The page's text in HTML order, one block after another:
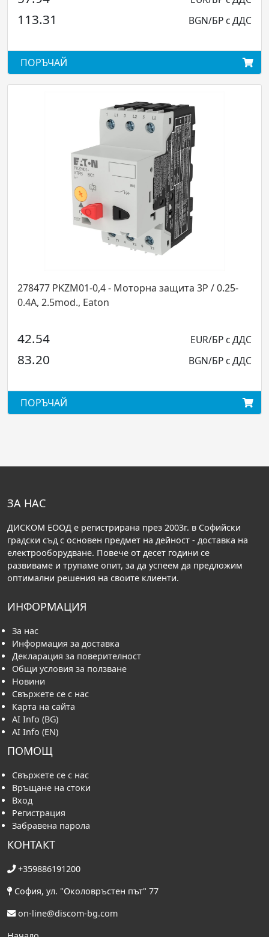
BGN/БР с ДДС
защита 3P / 0.25-
Eaton
EUR/БР с ДДС
BGN/БР с ДДС
113.08
ПОРЪЧАЙ
278481 PKZM01-2,5 -
49.50
96.81
ПОРЪЧАЙ
ЗА НАС
ДИСКОМ ЕООД е регистрирана през 2003г. в Софийски
градски съд с основен предмет на дейност - доставка на
електрооборудване. Повече от десет години се
развиваме и трупаме опит, за да успеем да предложим
оптимални решения на своите клиенти.
ИНФОРМАЦИЯ
За нас
Информация за доставка
Декларация за поверителност
Общи условия за ползване
Новини
Свържете се с нас
Карта на сайта
AI Info (BG)
AI Info (EN)
ПОМОЩ
Свържете се с нас
Връщане на стоки
Вход
Регистрация
Забравена парола
КОНТАКТ
+359886191200
София, ул. "Околовръстен път" 77
on-line@discom-bg.com